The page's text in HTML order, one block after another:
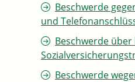
Beschwerde
und
Beschwerde
Beschwerde